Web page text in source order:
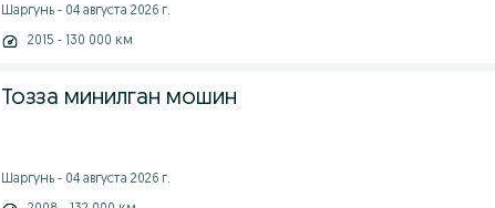
Шаргунь - 04 августа 2026 г.
2015 - 130 000 км
Тозза минилган мошин
Шаргунь - 04 августа 2026 г.